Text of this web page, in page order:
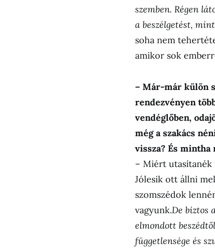
szemben. Régen
a beszélgetést,
soha nem
amikor sok
– Már-már külön
rendezvényen
vendéglőben,
még a szakács
vissza? És
– Miért utasítanék
Jólesik ott állni
szomszédok
vagyunk.De biztos
elmondott
függetlensége és